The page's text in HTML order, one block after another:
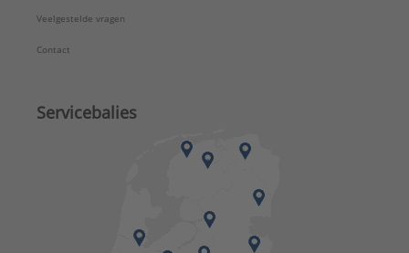
Veelgestelde vragen
Contact
Servicebalies